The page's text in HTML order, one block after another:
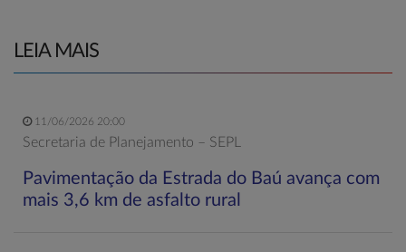
LEIA MAIS
11/06/2026 20:00
Secretaria de Planejamento – SEPL
Pavimentação da Estrada do Baú avança com
mais 3,6 km de asfalto rural